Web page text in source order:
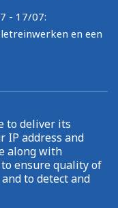
- 17/07:
en een
WebDesign
to deliver its
IP address and
along with
ensure quality of
to detect and